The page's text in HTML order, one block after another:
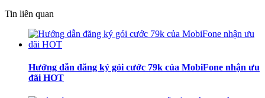
Tin liên quan
Hướng dẫn đăng ký gói cước 79k của MobiFone nhận ưu
đãi HOT